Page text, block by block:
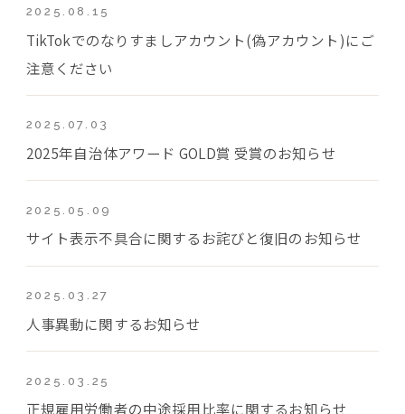
2025.08.15
TikTokでのなりすましアカウント(偽アカウント)にご
注意ください
2025.07.03
2025年自治体アワード GOLD賞 受賞のお知らせ
2025.05.09
サイト表示不具合に関するお詫びと復旧のお知らせ
2025.03.27
人事異動に関するお知らせ
2025.03.25
正規雇用労働者の中途採用比率に関するお知らせ